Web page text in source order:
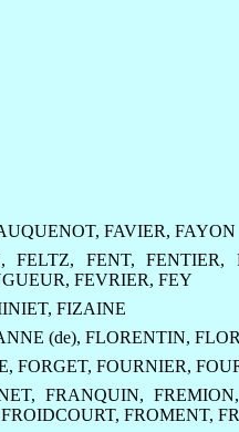
, FAVIER, FAYON
,FELTZ, FENT,FENTIER,
, FEVRIER, FEY
, FIZAINE
(de), FLORENTIN,
, FORGET, FOURNIER,
, FRANQUIN, FREMION,
FROIDCOURT, FROMENT,